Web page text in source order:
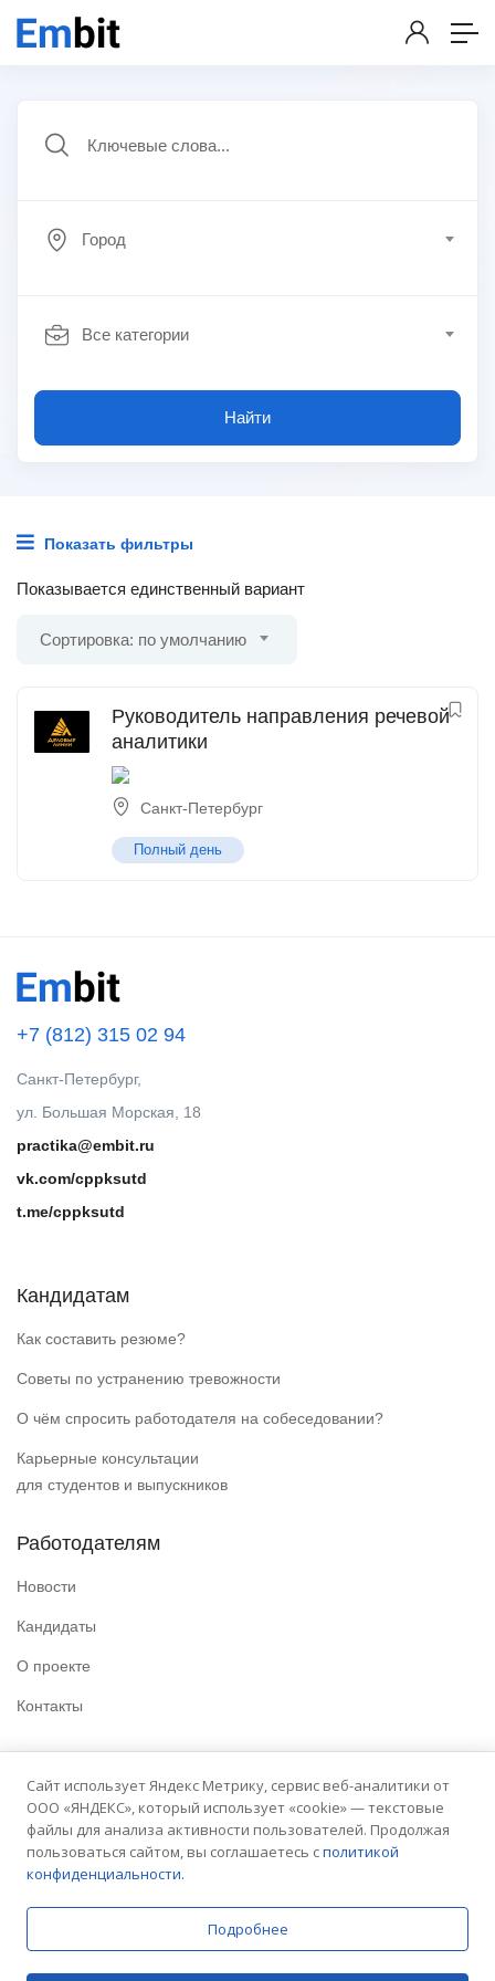
Город
Все категории
Найти
Показать фильтры
Показывается единственный вариант
Сортировка: по умолчанию
Руководитель направления речевой
аналитики
Санкт-Петербург
Полный день
+7 (812) 315 02 94
Санкт-Петербург,
ул. Большая Морская, 18
practika@embit.ru
vk.com/cppksutd
t.me/cppksutd
Кандидатам
Как составить резюме?
Советы по устранению тревожности
О чём спросить работодателя на собеседовании?
Карьерные консультации
для студентов и выпускников
Работодателям
Новости
Кандидаты
О проекте
Контакты
Политика конфиденциальности
Условия использования
Сайт университета
© 2025 Embit. Все права защищены.
Сайт использует Яндекс Метрику, сервис веб-аналитики от
ООО «ЯНДЕКС», который использует «cookie» — текстовые
файлы для анализа активности пользователей. Продолжая
пользоваться сайтом, вы соглашаетесь сполитикой
конфиденциальности.
Подробнее